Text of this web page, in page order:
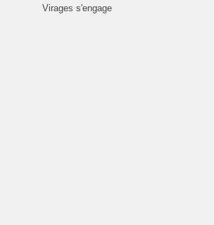
Virages s'engage